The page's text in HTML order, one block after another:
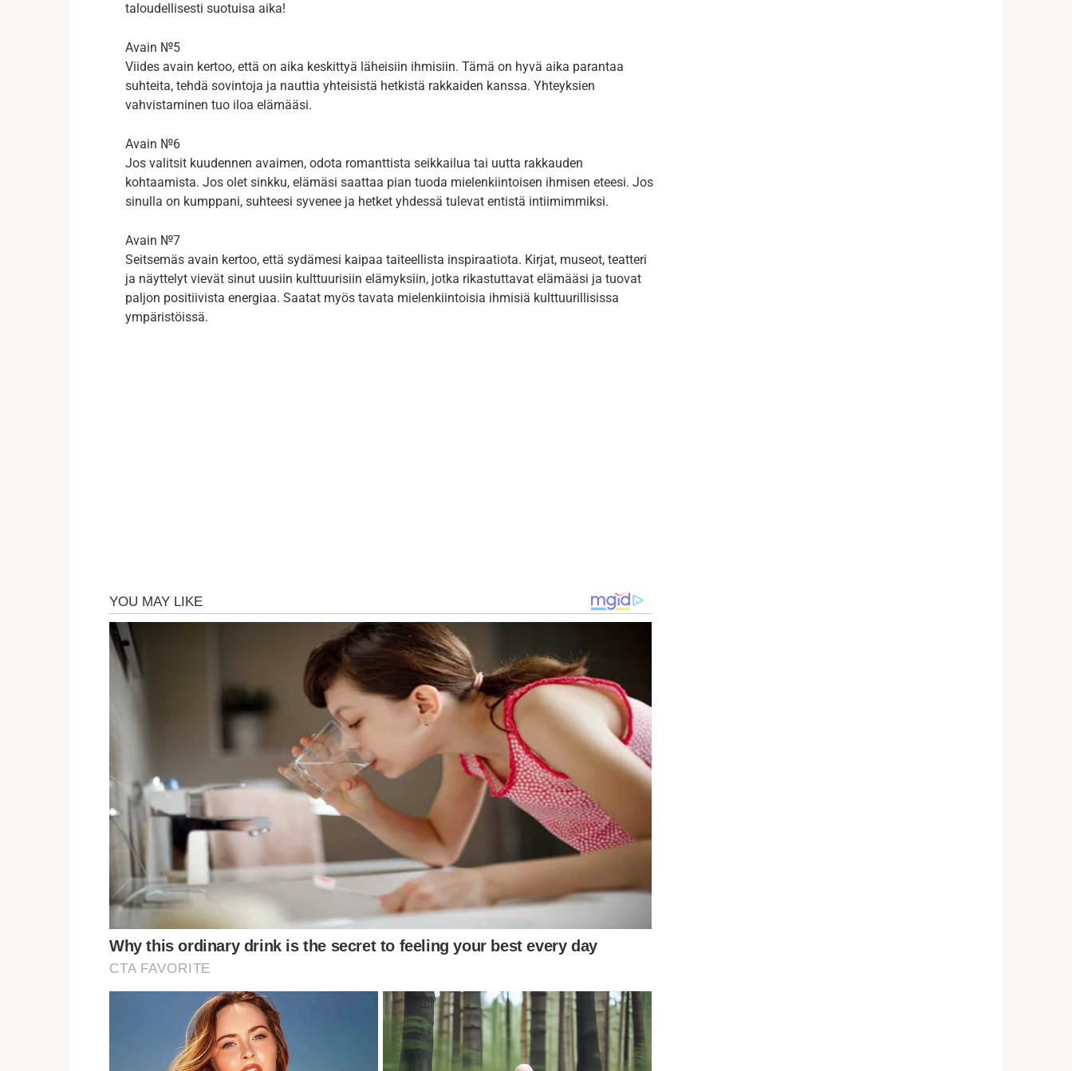
taloudellisesti suotuisa aika!
Avain №5
Viides avain kertoo, että on aika keskittyä läheisiin ihmisiin. Tämä on hyvä aika parantaa
suhteita, tehdä sovintoja ja nauttia yhteisistä hetkistä rakkaiden kanssa. Yhteyksien
vahvistaminen tuo iloa elämääsi.
Avain №6
Jos valitsit kuudennen avaimen, odota romanttista seikkailua tai uutta rakkauden
kohtaamista. Jos olet sinkku, elämäsi saattaa pian tuoda mielenkiintoisen ihmisen eteesi. Jos
sinulla on kumppani, suhteesi syvenee ja hetket yhdessä tulevat entistä intiimimmiksi.
Avain №7
Seitsemäs avain kertoo, että sydämesi kaipaa taiteellista inspiraatiota. Kirjat, museot, teatteri
ja näyttelyt vievät sinut uusiin kulttuurisiin elämyksiin, jotka rikastuttavat elämääsi ja tuovat
paljon positiivista energiaa. Saatat myös tavata mielenkiintoisia ihmisiä kulttuurillisissa
ympäristöissä.